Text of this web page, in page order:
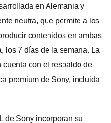
en Alemania y
neutra, que permite a los
contenidos en ambas
los 7 días de la semana. La
con el respaldo de
premium de Sony, incluida
de Sony incorporan su